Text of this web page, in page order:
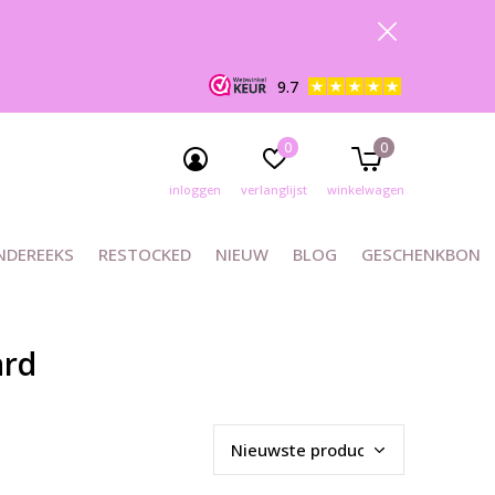
RESTOCKED NIEUW BLOG GESCHENKBON
inloggen verlanglijst
0
winkelwagen
0
9.7